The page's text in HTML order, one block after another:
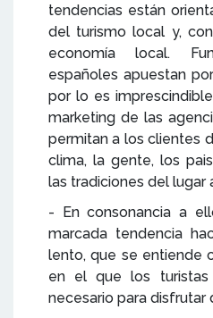
tendencias están
del turismo local y,
economía local.
españoles apuestan
por lo es
marketing de las
permitan a los clientes
clima, la gente, los
las tradiciones del lugar
- En consonancia a
marcada tendencia
lento, que se entiende
en el que los
necesario para disfrutar